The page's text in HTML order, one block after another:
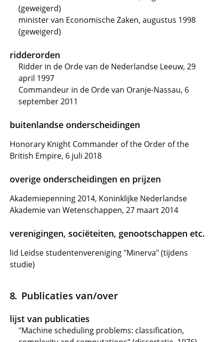
(geweigerd)
minister van Economische Zaken, augustus 1998
(geweigerd)
ridderorden
Ridder in de Orde van de Nederlandse Leeuw, 29
april 1997
Commandeur in de Orde van Oranje-Nassau, 6
september 2011
buitenlandse onderscheidingen
Honorary Knight Commander of the Order of the
British Empire, 6 juli 2018
overige onderscheidingen en prijzen
Akademiepenning 2014, Koninklijke Nederlandse
Akademie van Wetenschappen, 27 maart 2014
verenigingen, sociëteiten, genootschappen etc.
lid Leidse studentenvereniging "Minerva" (tijdens
studie)
Publicaties van/over
lijst van publicaties
"Machine scheduling problems: classification,